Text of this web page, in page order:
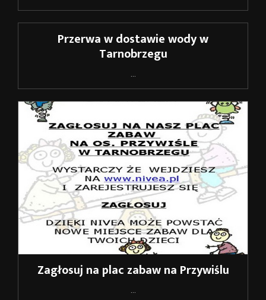
Przerwa w dostawie wody w
Tarnobrzegu
Zagłosuj na plac zabaw na Przywiślu
...